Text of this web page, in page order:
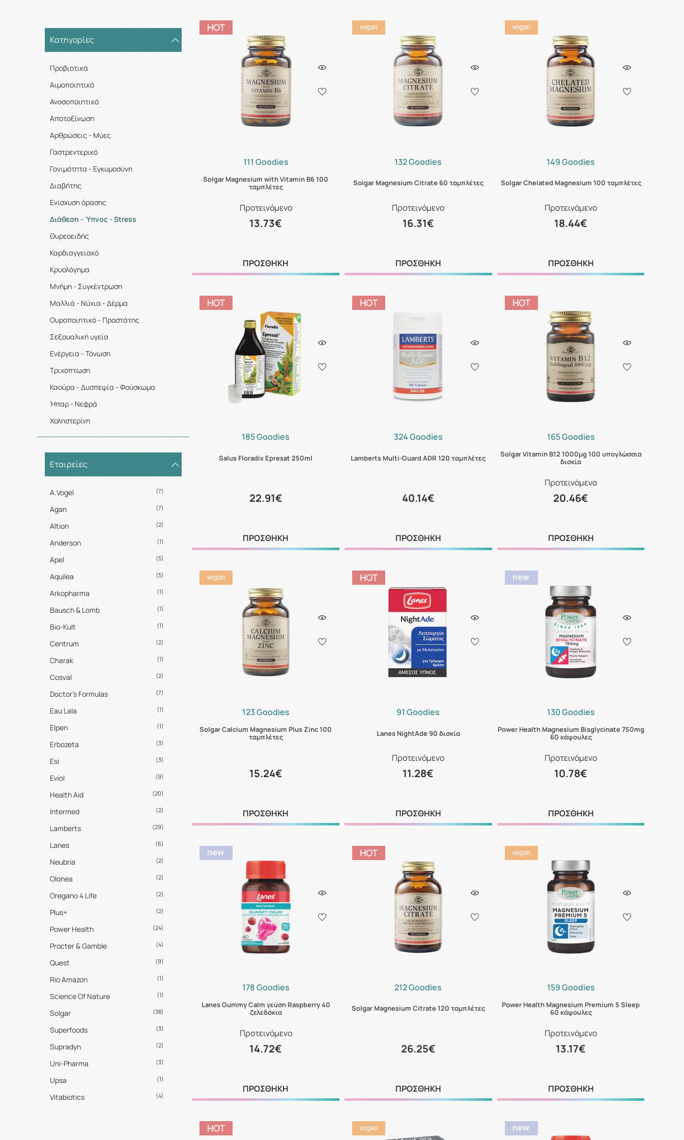
Κατηγορίες
Προβιοτικά
Αιμοποιητικό
Ανοσοποιητικό
Αποτοξίνωση
Αρθρώσεις - Μύες
Γαστρεντερικό
Γονιμότητα - Εγκυμοσύνη
Διαβήτης
Ενίσχυση όρασης
Διάθεση - Ύπνος - Stress
Θυρεοειδής
Καρδιαγγειακό
Κρυολόγημα
Μνήμη - Συγκέντρωση
Μαλλιά - Νύχια - Δέρμα
Ουροποιητικό - Προστάτης
Σεξουαλική υγεία
Ενέργεια - Τόνωση
Τριχόπτωση
Καούρα - Δυσπεψία - Φούσκωμα
Ήπαρ - Νεφρά
Χοληστερίνη
Εταιρείες
A.Vogel (7)
Agan (7)
Altion (2)
Anderson (1)
Apel (5)
Aquilea (5)
Arkopharma (1)
Bausch & Lomb (1)
Bio-Kult (1)
Centrum (2)
Charak (1)
Cosval (2)
Doctor's Formulas (7)
Eau Lala (1)
Elpen (1)
Erbozeta (3)
Esi (3)
Eviol (9)
Health Aid (20)
Intermed (2)
Lamberts (29)
Lanes (6)
Neubria (2)
Olonea (2)
Oregano 4 Life (2)
Plus+ (2)
Power Health (24)
Procter & Gamble (4)
Quest (9)
Rio Amazon (1)
Science Of Nature (1)
Solgar (38)
Superfoods (3)
Supradyn (2)
Uni-Pharma (3)
Upsa (1)
Vitabiotics (4)
111 Goodies
Solgar Magnesium with Vitamin B6 100
ταμπλέτες
Προτεινόμενο
13.73€
ΠΡΟΣΘΗΚΗ
132 Goodies
Solgar Magnesium Citrate 60 ταμπλέτες
Προτεινόμενο
16.31€
ΠΡΟΣΘΗΚΗ
149 Goodies
Solgar Chelated Magnesium 100 ταμπλέτες
Προτεινόμενο
18.44€
ΠΡΟΣΘΗΚΗ
185 Goodies
Salus Floradix Epresat 250ml
22.91€
ΠΡΟΣΘΗΚΗ
324 Goodies
Lamberts Multi-Guard ADR 120 ταμπλέτες
40.14€
ΠΡΟΣΘΗΚΗ
165 Goodies
Solgar Vitamin B12 1000μg 100 υπογλώσσια
δισκία
Προτεινόμενο
20.46€
ΠΡΟΣΘΗΚΗ
123 Goodies
Solgar Calcium Magnesium Plus Zinc 100
ταμπλέτες
15.24€
ΠΡΟΣΘΗΚΗ
91 Goodies
Lanes NightAde 90 δισκία
Προτεινόμενο
11.28€
ΠΡΟΣΘΗΚΗ
130 Goodies
Power Health Magnesium Bisglycinate 750mg
60 κάψουλες
Προτεινόμενο
10.78€
ΠΡΟΣΘΗΚΗ
178 Goodies
Lanes Gummy Calm γεύση Raspberry 40
ζελεδάκια
Προτεινόμενο
14.72€
ΠΡΟΣΘΗΚΗ
212 Goodies
Solgar Magnesium Citrate 120 ταμπλέτες
26.25€
ΠΡΟΣΘΗΚΗ
159 Goodies
Power Health Magnesium Premium 5 Sleep
60 κάψουλες
Προτεινόμενο
13.17€
ΠΡΟΣΘΗΚΗ